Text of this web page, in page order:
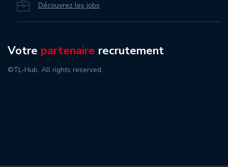
Découvrez les jobs
Votre partenaire recrutement
©TL-Hub. All rights reserved.